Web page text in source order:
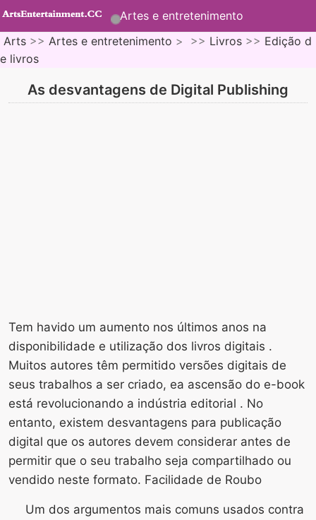
Artes e entretenimento
Arts >> Artes e entretenimento > >> Livros >> Edição d
e livros
As desvantagens de Digital Publishing
Tem havido um aumento nos últimos anos na
disponibilidade e utilização dos livros digitais .
Muitos autores têm permitido versões digitais de
seus trabalhos a ser criado, ea ascensão do e-book
está revolucionando a indústria editorial . No
entanto, existem desvantagens para publicação
digital que os autores devem considerar antes de
permitir que o seu trabalho seja compartilhado ou
vendido neste formato. Facilidade de Roubo
Um dos argumentos mais comuns usados ​​contra